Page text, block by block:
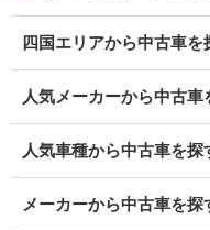
四国エリアから中古車を
人気メーカーから中古車
人気車種から中古車を探
メーカーから中古車を探